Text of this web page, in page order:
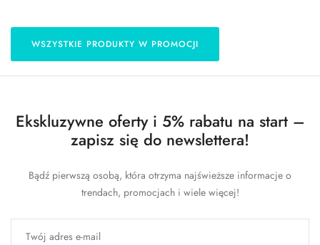
WSZYSTKIE PRODUKTY W PROMOCJI
Ekskluzywne oferty i 5% rabatu na start –
zapisz się do newslettera!
Bądź pierwszą osobą, która otrzyma najświeższe informacje o
trendach, promocjach i wiele więcej!